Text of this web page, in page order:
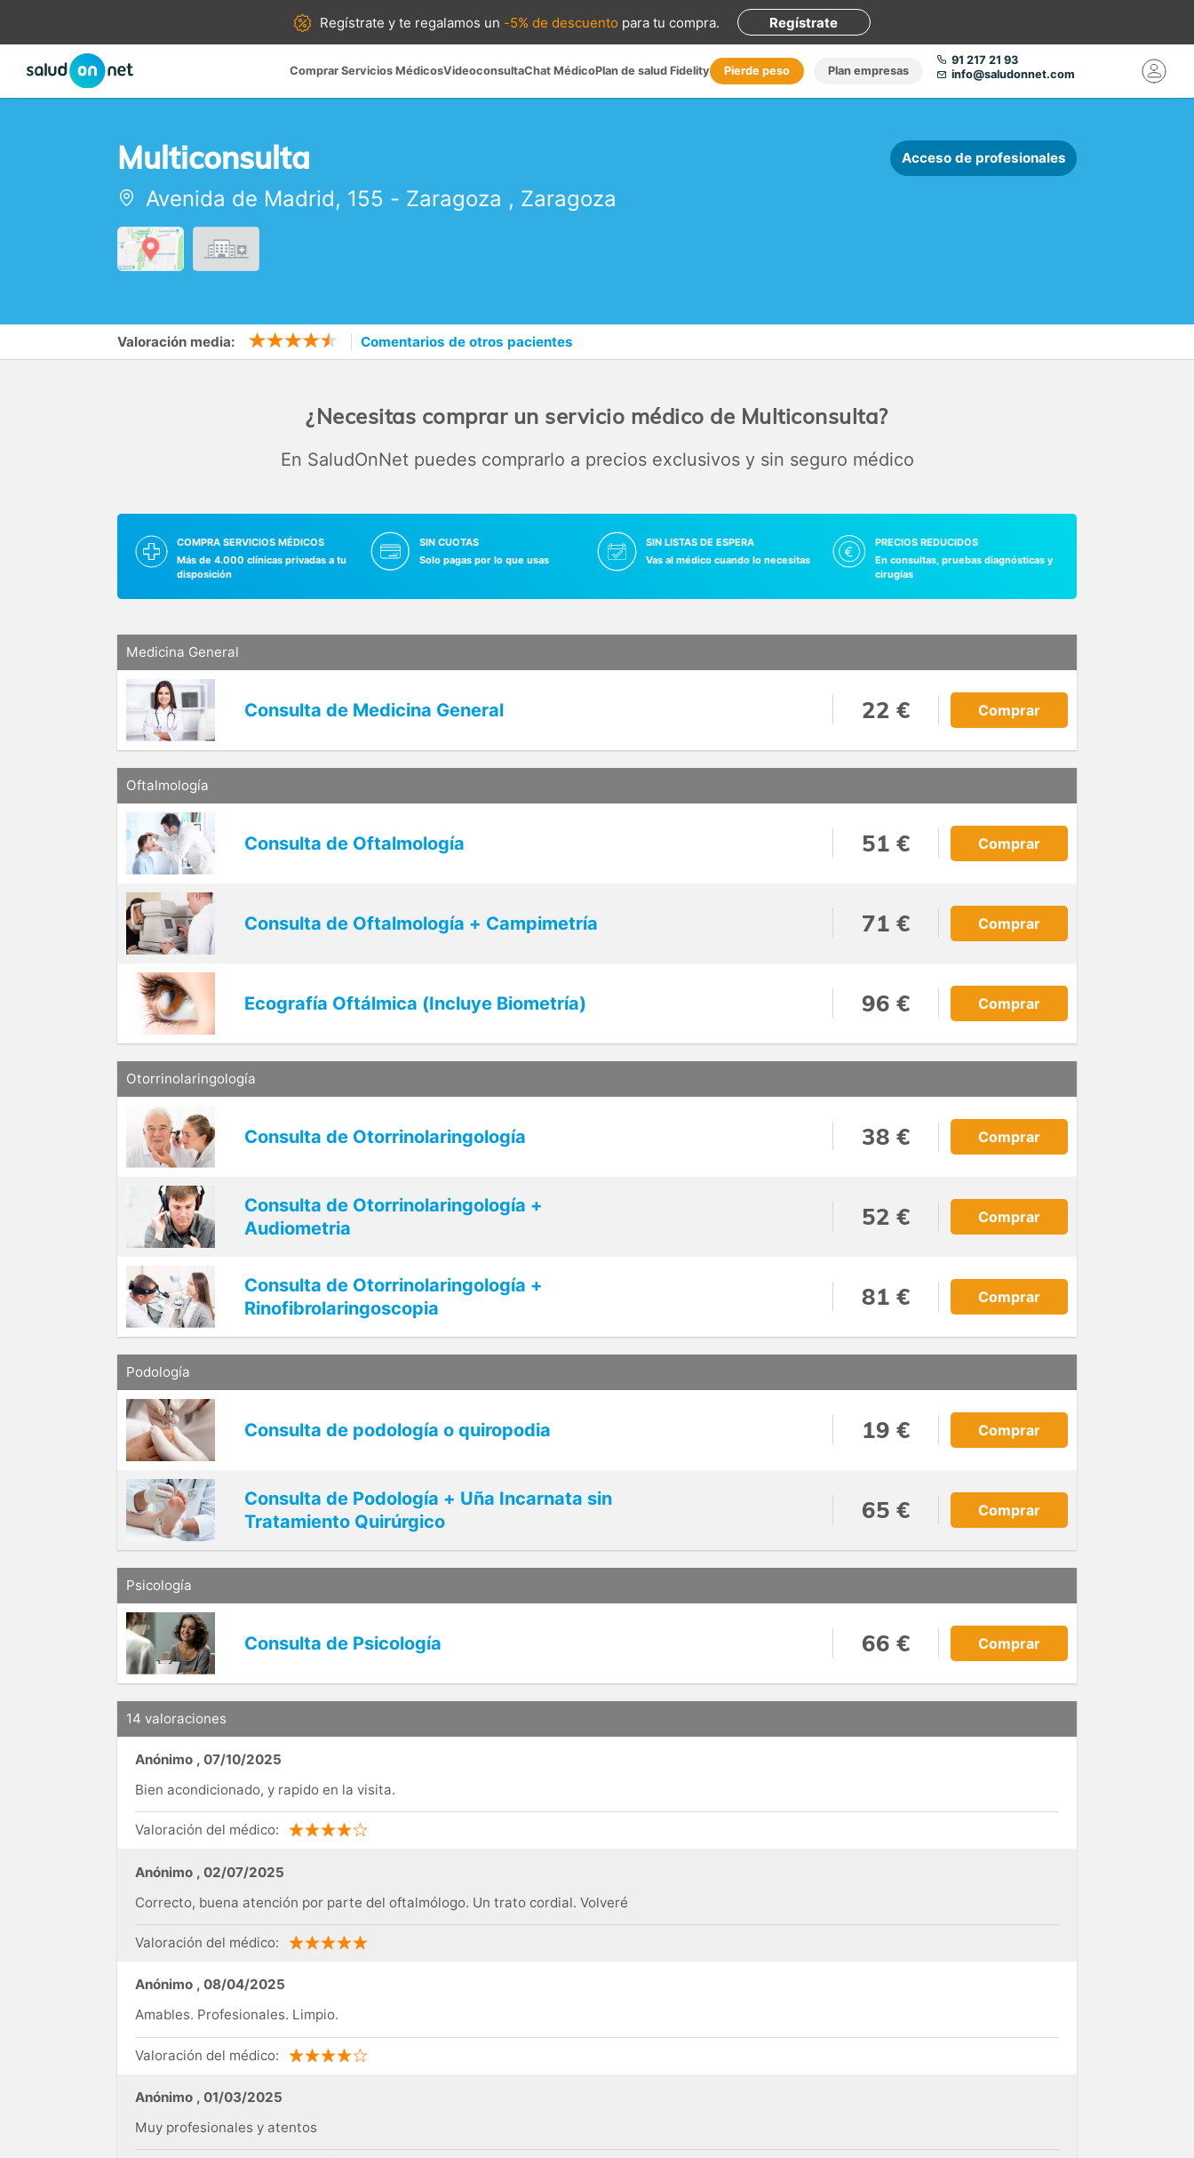
Regístrate yte regalamos un -5% de descuento para tu compra. Regístrate
Comprar Servicios MédicosVideoconsultaChat MédicoPlan de salud Fidelity Pierde peso Plan empresas
91 217 21 93
info@saludonnet.com
Multiconsulta
Avenida de Madrid, 155 - Zaragoza , Zaragoza
Acceso de profesionales
Valoración media: Comentarios de otros pacientes
¿Necesitas comprar un servicio médico de Multiconsulta?
En SaludOnNet puedes comprarlo a precios exclusivos y sin seguro médico
COMPRA SERVICIOS MÉDICOS
Más de 4.000 clínicas privadas a tu
disposición
SIN CUOTAS
Solo pagas por lo que usas
SIN LISTAS DE ESPERA
Vas al médico cuando lo necesitas
PRECIOS REDUCIDOS
En consultas, pruebas diagnósticas y
cirugías
Medicina General
Consulta de Medicina General 22 € Comprar
Oftalmología
Consulta de Oftalmología 51 € Comprar
Consulta de Oftalmología + Campimetría 71 € Comprar
Ecografía Oftálmica (Incluye Biometría) 96 € Comprar
Otorrinolaringología
Consulta de Otorrinolaringología 38 € Comprar
Consulta de Otorrinolaringología +
Audiometria
52 € Comprar
Consulta de Otorrinolaringología +
Rinofibrolaringoscopia
81 € Comprar
Podología
Consulta de podología o quiropodia 19 € Comprar
Consulta de Podología + Uña Incarnata sin
Tratamiento Quirúrgico
65 € Comprar
Psicología
Consulta de Psicología 66 € Comprar
14 valoraciones
Anónimo , 07/10/2025
Bien acondicionado, y rapido en la visita.
Valoración del médico:
Anónimo , 02/07/2025
Correcto, buena atención por parte del oftalmólogo. Un trato cordial. Volveré
Valoración del médico:
Anónimo , 08/04/2025
Amables. Profesionales. Limpio.
Valoración del médico:
Anónimo , 01/03/2025
Muy profesionales y atentos